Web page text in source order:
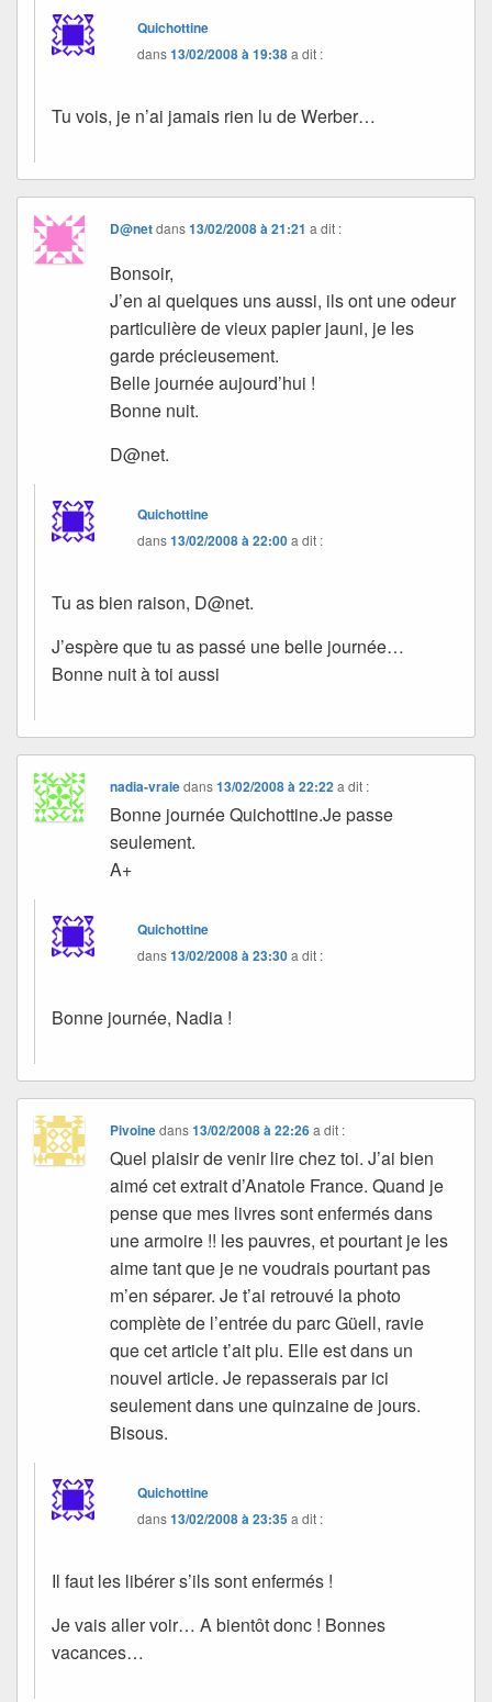
Quichottine
dans13/02/2008 à 19:38a dit :
Tu vois, je n’ai jamais rien lu de Werber…
D@netdans13/02/2008 à 21:21 a dit :
Bonsoir,
J’en ai quelques uns aussi, ils ont une odeur
particulière de vieux papier jauni, je les
garde précieusement.
Belle journée aujourd’hui !
Bonne nuit.
D@net.
Quichottine
dans13/02/2008 à 22:00a dit :
Tu as bien raison, D@net.
J’espère que tu as passé une belle journée…
Bonne nuit à toi aussi
nadia-vraiedans13/02/2008 à 22:22 a dit :
Bonne journée Quichottine.Je passe
seulement.
A+
Quichottine
dans13/02/2008 à 23:30a dit :
Bonne journée, Nadia !
Pivoinedans13/02/2008 à 22:26 a dit :
Quel plaisir de venir lire chez toi. J’ai bien
aimé cet extrait d’Anatole France. Quand je
pense que mes livres sont enfermés dans
une armoire !! les pauvres, et pourtant je les
aime tant que je ne voudrais pourtant pas
m’en séparer. Je t’ai retrouvé la photo
complète de l’entrée du parc Güell, ravie
que cet article t’ait plu. Elle est dans un
nouvel article. Je repasserais par ici
seulement dans une quinzaine de jours.
Bisous.
Quichottine
dans13/02/2008 à 23:35a dit :
Il faut les libérer s’ils sont enfermés !
Je vais aller voir… A bientôt donc ! Bonnes
vacances…